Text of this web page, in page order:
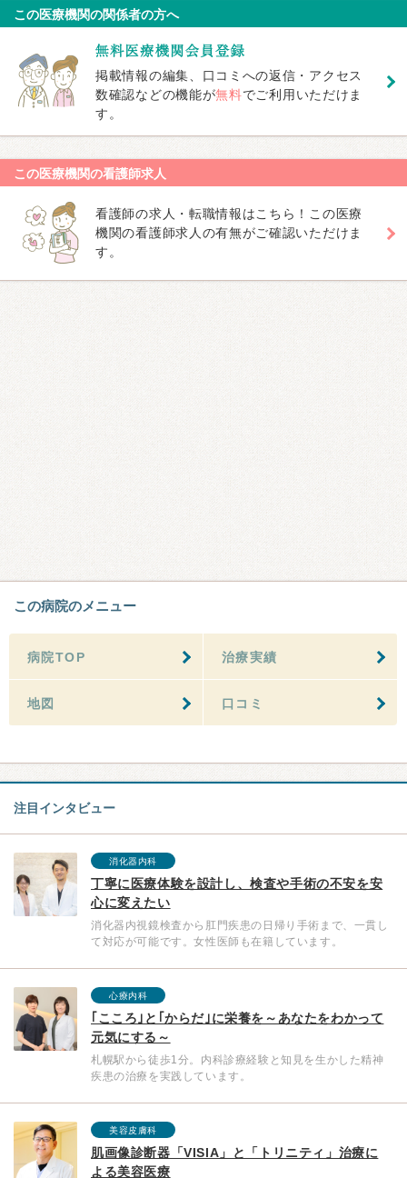
この医療機関の関係者の方へ
掲載情報の編集、口コミへの返信・アクセス
数確認などの機能が無料でご利用いただけま
す。
この医療機関の看護師求人
看護師の求人・転職情報はこちら！この医療
機関の看護師求人の有無がご確認いただけま
す。
この病院のメニュー
病院TOP 治療実績
地図 口コミ
注目インタビュー
消化器内科
丁寧に医療体験を設計し、検査や手術の不安を安
心に変えたい
消化器内視鏡検査から肛門疾患の日帰り手術まで、一貫し
て対応が可能です。女性医師も在籍しています。
心療内科
｢こころ｣と｢からだ｣に栄養を～あなたをわかって
元気にする～
札幌駅から徒歩1分。内科診療経験と知見を生かした精神
疾患の治療を実践しています。
美容皮膚科
肌画像診断器「VISIA」と「トリニティ」治療に
よる美容医療